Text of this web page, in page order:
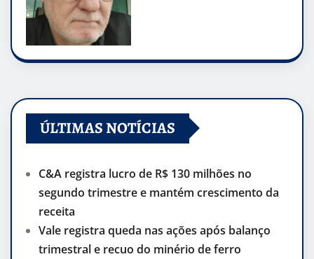
ÚLTIMAS NOTÍCIAS
C&A registra lucro de R$ 130 milhões no
segundo trimestre e mantém crescimento da
receita
Vale registra queda nas ações após balanço
trimestral e recuo do minério de ferro